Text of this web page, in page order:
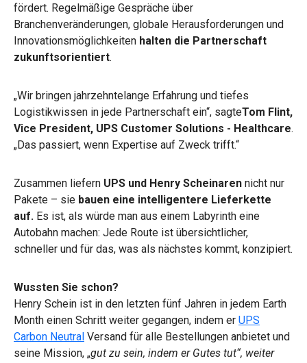
fördert. Regelmäßige Gespräche über
Branchenveränderungen, globale Herausforderungen und
Innovationsmöglichkeiten halten die Partnerschaft
zukunftsorientiert.
„Wir bringen jahrzehntelange Erfahrung und tiefes
Logistikwissen in jede Partnerschaft ein“, sagteTom Flint,
Vice President, UPS Customer Solutions - Healthcare.
„Das passiert, wenn Expertise auf Zweck trifft.“
Zusammen liefern UPS und Henry Scheinaren nicht nur
Pakete – sie bauen eine intelligentere Lieferkette
auf. Es ist, als würde man aus einem Labyrinth eine
Autobahn machen: Jede Route ist übersichtlicher,
schneller und für das, was als nächstes kommt, konzipiert.
Wussten Sie schon?
Henry Schein ist in den letzten fünf Jahren in jedem Earth
Month einen Schritt weiter gegangen, indem er UPS
Carbon Neutral Versand für alle Bestellungen anbietet und
seine Mission, „gut zu sein, indem er Gutes tut“, weiter